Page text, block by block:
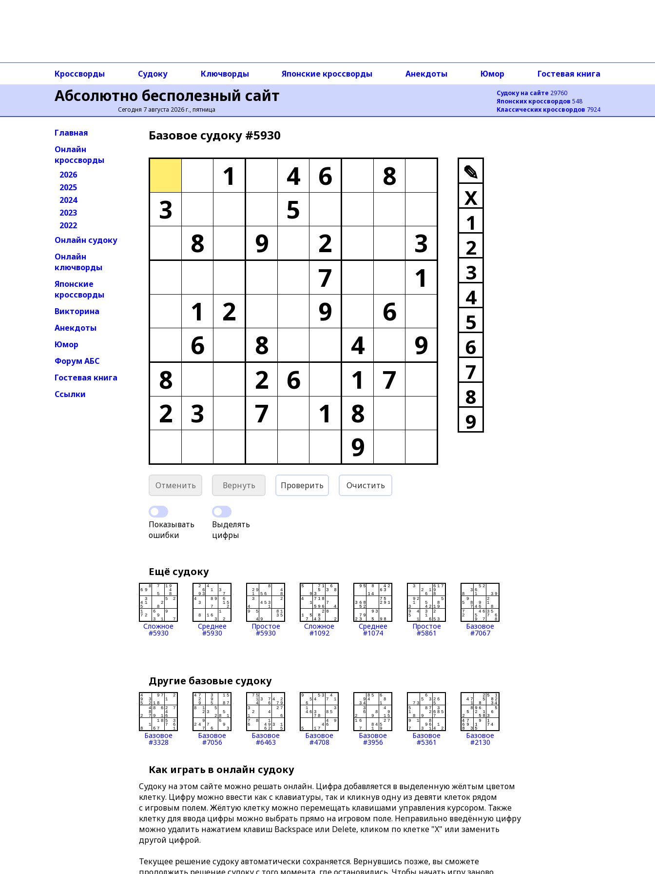
Абсолютно бесполезный сайт
Сегодня 7 августа 2026 г., пятница
Судоку на сайте 29760
Японских кроссвордов 548
Классических кроссвордов 7924
Кроссворды Судоку Ключворды Японские кроссворды Анекдоты Юмор Гостевая книга
Главная
Онлайн
кроссворды
2026
2025
2024
2023
2022
Онлайн судоку
Онлайн
ключворды
Японские
кроссворды
Викторина
Анекдоты
Юмор
Форум АБС
Гостевая книга
Ссылки
Базовое cудоку #5930
1 4 6
8
3
5
8
9 2
3
7
1
1
2 9
6
6
8 4
9
8
2 6 1
7
2 3 7 1
8
9
✎
X
1
2
3
4
5
6
7
8
9
Отменить Вернуть Проверить Очистить
Показывать
ошибки
Выделять
цифры
Ещё судоку
Сложное
#5930
Среднее
#5930
Простое
#5930
Сложное
#1092
Среднее
#1074
Простое
#5861
Базовое
#7067
Другие базовые судоку
Базовое
#3328
Базовое
#7056
Базовое
#6463
Базовое
#4708
Базовое
#3956
Базовое
#5361
Базовое
#2130
Как играть в онлайн судоку
Судоку на этом сайте можно решать онлайн. Цифра добавляется в выделенную жёлтым цветом
клетку. Цифру можно ввести как с клавиатуры, так и кликнув одну из девяти клеток рядом
с игровым полем. Жёлтую клетку можно перемещать клавишами управления курсором. Также
клетку для ввода цифры можно выбрать прямо на игровом поле. Неправильно введённую цифру
можно удалить нажатием клавиш Backspace или Delete, кликом по клетке "X" или заменить
другой цифрой.
Текущее решение судоку автоматически сохраняется. Вернувшись позже, вы сможете